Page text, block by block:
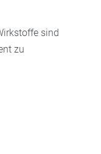
sind
zu